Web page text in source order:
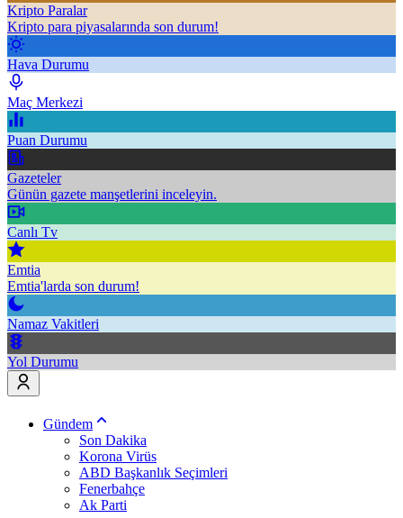
Kripto Paralar
Kripto para piyasalarında son durum!
Hava Durumu
Maç Merkezi
Puan Durumu
Gazeteler
Günün gazete manşetlerini inceleyin.
Canlı Tv
Emtia
Emtia'larda son durum!
Namaz Vakitleri
Yol Durumu
Gündem
Son Dakika
Korona Virüs
ABD Başkanlık Seçimleri
Fenerbahçe
Ak Parti